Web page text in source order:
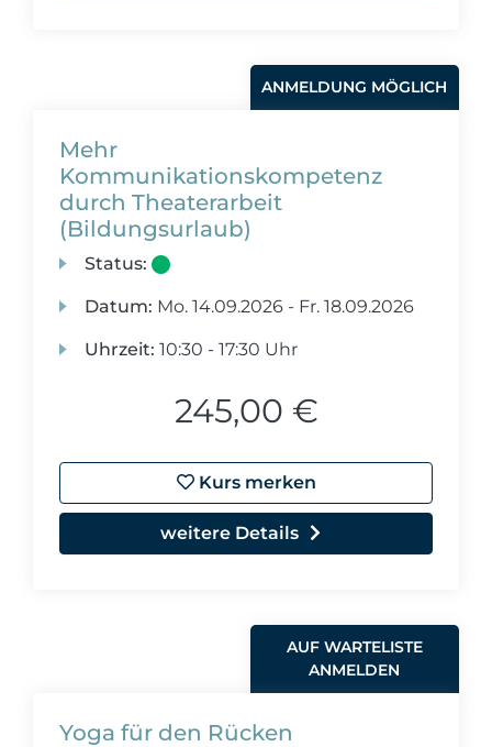
ANMELDUNG MÖGLICH
Mehr
Kommunikationskompetenz
durch Theaterarbeit
(Bildungsurlaub)
Status:
Datum: Mo. 14.09.2026 - Fr. 18.09.2026
Uhrzeit: 10:30 - 17:30 Uhr
245,00 €
Kurs merken
weitere Details
AUF WARTELISTE
ANMELDEN
Yoga für den Rücken